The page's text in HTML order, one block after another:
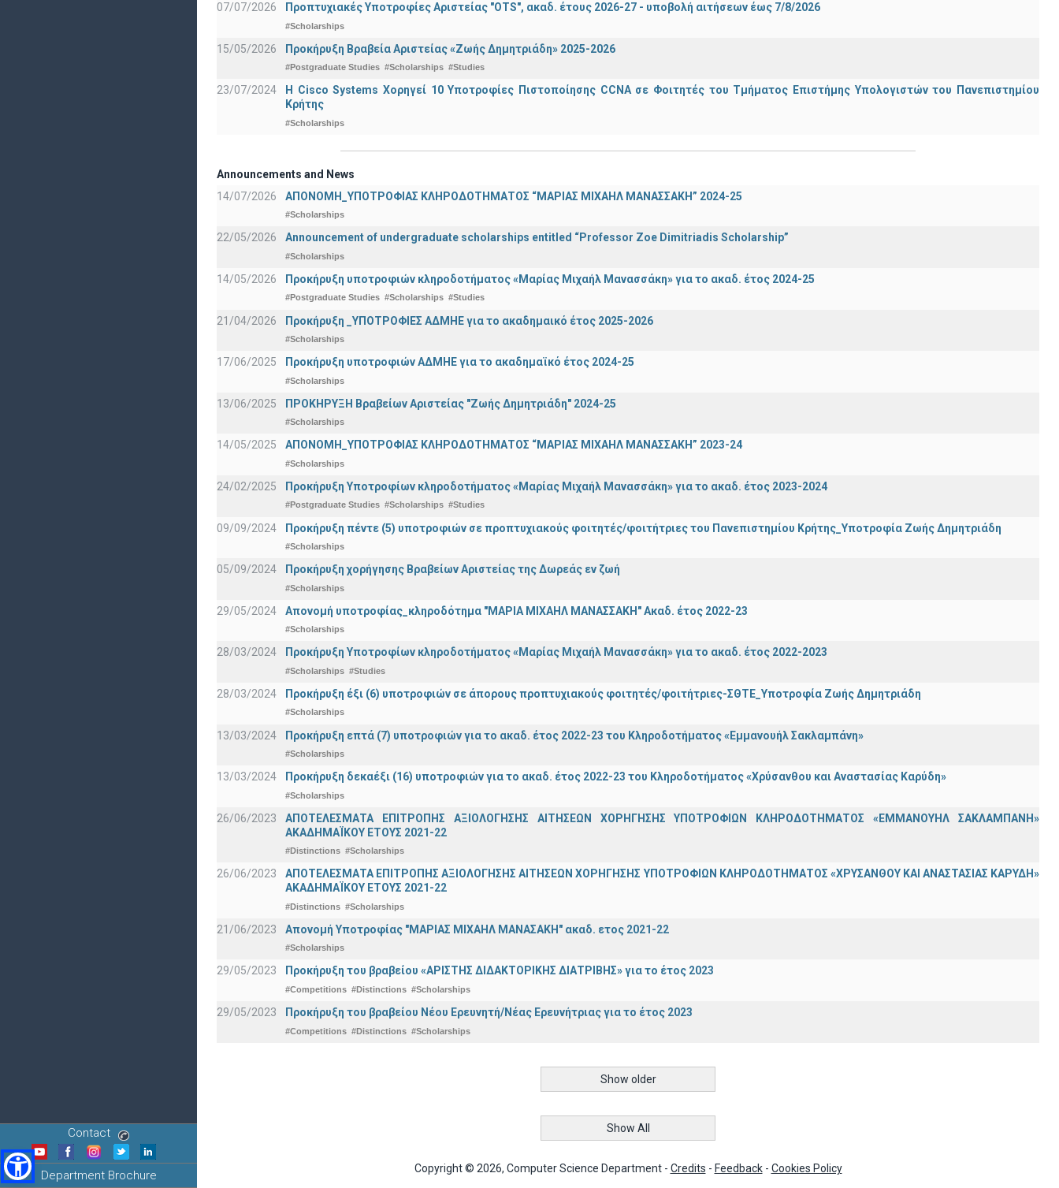
Contact
Department Brochure
07/07/2026
Προπτυχιακές Υποτροφίες Αριστείας "OTS", ακαδ. έτους 2026-27 - υποβολή αιτήσεων έως 7/8/2026
#Scholarships
15/05/2026 Προκήρυξη Βραβεία Αριστείας «Ζωής Δημητριάδη» 2025-2026
#Postgraduate Studies #Scholarships #Studies
23/07/2024
Η Cisco Systems Χορηγεί 10 Υποτροφίες Πιστοποίησης CCNA σε Φοιτητές του Τμήματος Επιστήμης Υπολογιστών του Πανεπιστημίου
Κρήτης
#Scholarships
Announcements and News
14/07/2026
ΑΠΟΝΟΜΗ_ΥΠΟΤΡΟΦΙΑΣ ΚΛΗΡΟΔΟΤΗΜΑΤΟΣ “ΜΑΡΙΑΣ ΜΙΧΑΗΛ ΜΑΝΑΣΣΑΚΗ” 2024-25
#Scholarships
22/05/2026 Announcement of undergraduate scholarships entitled “Professor Zoe Dimitriadis Scholarship”
#Scholarships
14/05/2026 Προκήρυξη υποτροφιών κληροδοτήματος «Μαρίας Μιχαήλ Μανασσάκη» για το ακαδ. έτος 2024-25
#Postgraduate Studies #Scholarships #Studies
21/04/2026 Προκήρυξη _ΥΠΟΤΡΟΦΙΕΣ ΑΔΜΗΕ για το ακαδημαικό έτος 2025-2026
#Scholarships
17/06/2025 Προκήρυξη υποτροφιών ΑΔΜΗΕ για το ακαδημαϊκό έτος 2024-25
#Scholarships
13/06/2025 ΠΡΟΚΗΡΥΞΗ Βραβείων Αριστείας "Ζωής Δημητριάδη" 2024-25
#Scholarships
14/05/2025 ΑΠΟΝΟΜΗ_ΥΠΟΤΡΟΦΙΑΣ ΚΛΗΡΟΔΟΤΗΜΑΤΟΣ “ΜΑΡΙΑΣ ΜΙΧΑΗΛ ΜΑΝΑΣΣΑΚΗ” 2023-24
#Scholarships
24/02/2025 Προκήρυξη Υποτροφίων κληροδοτήματος «Μαρίας Μιχαήλ Μανασσάκη» για το ακαδ. έτος 2023-2024
#Postgraduate Studies #Scholarships #Studies
09/09/2024 Προκήρυξη πέντε (5) υποτροφιών σε προπτυχιακούς φοιτητές/φοιτήτριες του Πανεπιστημίου Κρήτης_Υποτροφία Ζωής Δημητριάδη
#Scholarships
05/09/2024 Προκήρυξη χορήγησης Βραβείων Αριστείας της Δωρεάς εν ζωή
#Scholarships
29/05/2024 Απονομή υποτροφίας_κληροδότημα "ΜΑΡΙΑ ΜΙΧΑΗΛ ΜΑΝΑΣΣΑΚΗ" Ακαδ. έτος 2022-23
#Scholarships
28/03/2024 Προκήρυξη Υποτροφίων κληροδοτήματος «Μαρίας Μιχαήλ Μανασσάκη» για το ακαδ. έτος 2022-2023
#Scholarships #Studies
28/03/2024 Προκήρυξη έξι (6) υποτροφιών σε άπορους προπτυχιακούς φοιτητές/φοιτήτριες-ΣΘΤΕ_Υποτροφία Ζωής Δημητριάδη
#Scholarships
13/03/2024 Προκήρυξη επτά (7) υποτροφιών για το ακαδ. έτος 2022-23 του Κληροδοτήματος «Εμμανουήλ Σακλαμπάνη»
#Scholarships
13/03/2024 Προκήρυξη δεκαέξι (16) υποτροφιών για το ακαδ. έτος 2022-23 του Κληροδοτήματος «Χρύσανθου και Αναστασίας Καρύδη»
#Scholarships
26/06/2023
ΑΠΟΤΕΛΕΣΜΑΤΑ ΕΠΙΤΡΟΠΗΣ ΑΞΙΟΛΟΓΗΣΗΣ ΑΙΤΗΣΕΩΝ ΧΟΡΗΓΗΣΗΣ ΥΠΟΤΡΟΦΙΩΝ ΚΛΗΡΟΔΟΤΗΜΑΤΟΣ «ΕΜΜΑΝΟΥΗΛ ΣΑΚΛΑΜΠΑΝΗ»
ΑΚΑΔΗΜΑΪΚΟΥ ΕΤΟΥΣ 2021-22
#Distinctions #Scholarships
26/06/2023
ΑΠΟΤΕΛΕΣΜΑΤΑ ΕΠΙΤΡΟΠΗΣ ΑΞΙΟΛΟΓΗΣΗΣ ΑΙΤΗΣΕΩΝ ΧΟΡΗΓΗΣΗΣ ΥΠΟΤΡΟΦΙΩΝ ΚΛΗΡΟΔΟΤΗΜΑΤΟΣ «ΧΡΥΣΑΝΘΟΥ ΚΑΙ ΑΝΑΣΤΑΣΙΑΣ ΚΑΡΥΔΗ»
ΑΚΑΔΗΜΑΪΚΟΥ ΕΤΟΥΣ 2021-22
#Distinctions #Scholarships
21/06/2023 Απονομή Υποτροφίας "ΜΑΡΙΑΣ ΜΙΧΑΗΛ ΜΑΝΑΣΑΚΗ" ακαδ. ετος 2021-22
#Scholarships
29/05/2023 Προκήρυξη του βραβείου «ΑΡΙΣΤΗΣ ΔΙΔΑΚΤΟΡΙΚΗΣ ΔΙΑΤΡΙΒΗΣ» για το έτος 2023
#Competitions #Distinctions #Scholarships
29/05/2023 Προκήρυξη του βραβείου Νέου Ερευνητή/Νέας Ερευνήτριας για το έτος 2023
#Competitions #Distinctions #Scholarships
Show older
Show All
Copyright © 2026, Computer Science Department - Credits - Feedback- Cookies Policy